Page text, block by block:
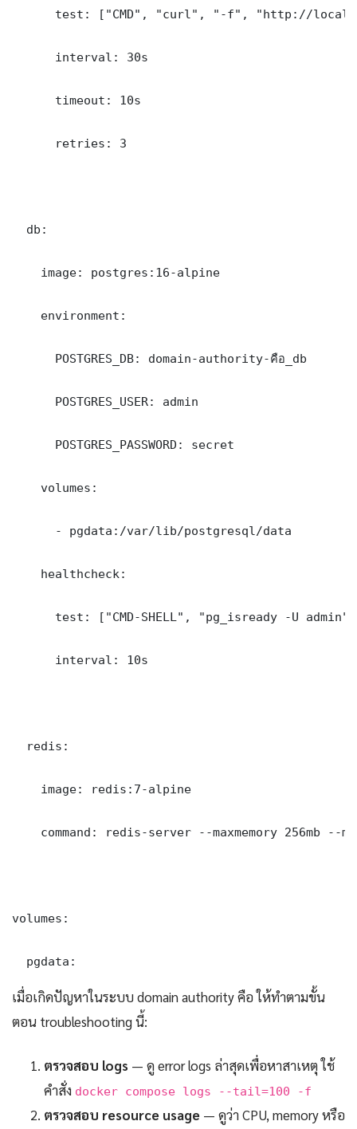
test: ["CMD", "curl", "-f", "http://
      interval: 30s
      timeout: 10s
      retries: 3
  db:
    image: postgres:16-alpine
    environment:
      POSTGRES_DB: domain-authority-คือ_db
      POSTGRES_USER: admin
      POSTGRES_PASSWORD: secret
    volumes:
      - pgdata:/var/lib/postgresql/data
    healthcheck:
      test: ["CMD-SHELL", "pg_isready -U admin"]
      interval: 10s
  redis:
    image: redis:7-alpine
command: redis-server --maxmemory 256mb --
volumes:
  pgdata:
เมื่อเกิดปัญหาในระบบ domain authority คือ ให้ทำตามขั้น
ตอน troubleshooting นี้:
ตรวจสอบ logs — ดู error logs ล่าสุดเพื่อหาสาเหตุ ใช้
คำสั่ง docker compose logs --tail=100 -f
ตรวจสอบ resource usage — ดูว่า CPU, memory หรือ